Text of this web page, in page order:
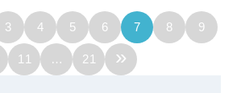
3 4 5 6 7 8 9
11 … 21 »